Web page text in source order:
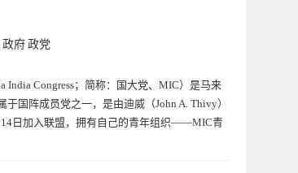
政府 政党
India Congress；简称：国大党、MIC）是马来
国阵成员党之一，是由迪威（John A. Thivy）
14日加入联盟，拥有自己的青年组织——MIC青